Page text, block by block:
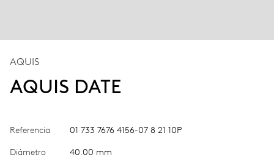
AQUIS
AQUIS DATE
Referencia 01 733 7676 4156-07 8 21 10P
Diámetro 40.00 mm